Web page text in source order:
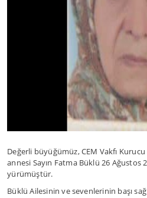
Değerli büyüğümüz, CEM Vakfı Kurucu
annesi Sayın Fatma Büklü 26 Ağustos
yürümüştür.
Büklü Ailesinin ve sevenlerinin başı